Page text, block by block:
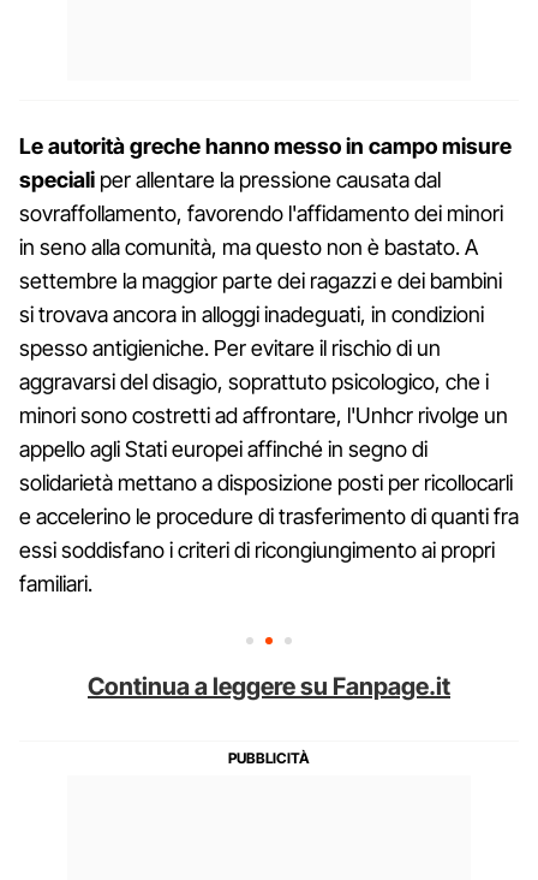
Le autorità greche hanno messo in campo misure
speciali per allentare la pressione causata dal
sovraffollamento, favorendo l'affidamento dei minori
in seno alla comunità, ma questo non è bastato. A
settembre la maggior parte dei ragazzi e dei bambini
si trovava ancora in alloggi inadeguati, in condizioni
spesso antigieniche. Per evitare il rischio di un
aggravarsi del disagio, soprattuto psicologico, che i
minori sono costretti ad affrontare, l'Unhcr rivolge un
appello agli Stati europei affinché in segno di
solidarietà mettano a disposizione posti per ricollocarli
e accelerino le procedure di trasferimento di quanti fra
essi soddisfano i criteri di ricongiungimento ai propri
familiari.
Continua a leggere su Fanpage.it